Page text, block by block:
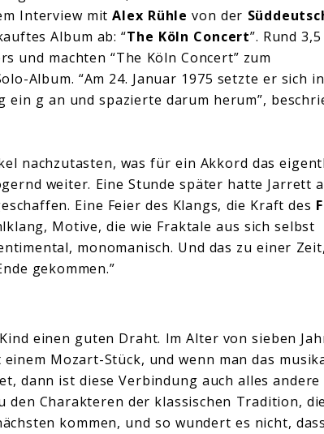
Interview mitAlex Rühle von der
Album ab: “The Köln Concert”. Rund 3,5
und machten “The Köln Concert” zum
Album. “Am 24. Januar 1975 setzte er sich
g an und spazierte darum herum”,
nachzutasten, was für ein Akkord das
weiter. Eine Stunde später hatte Jarrett
Eine Feier des Klangs, die Kraft des
Motive, die wie Fraktale aus sich selbst
monomanisch. Und das zu einer
gekommen.”
einen guten Draht. Im Alter von sieben
Mozart-Stück, und wenn man das
dann ist diese Verbindung auch alles andere
Charakteren der klassischen Tradition,
kommen, und so wundert es nicht,